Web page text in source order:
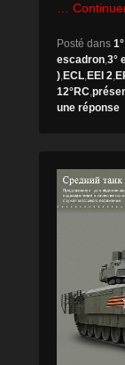
…
Posté dans
escadron,3°
),ECL,EEI 2,
12°RC,
une réponse